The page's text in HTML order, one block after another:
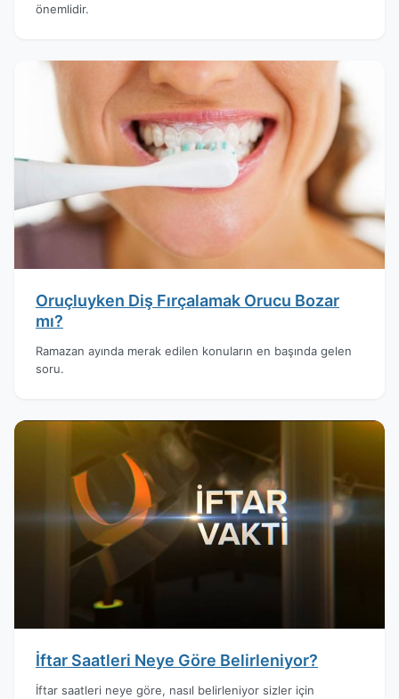
önemlidir.
Oruçluyken Diş Fırçalamak Orucu Bozar
mı?
Ramazan ayında merak edilen konuların en başında gelen
soru.
İftar Saatleri Neye Göre Belirleniyor?
İftar saatleri neye göre, nasıl belirleniyor sizler için